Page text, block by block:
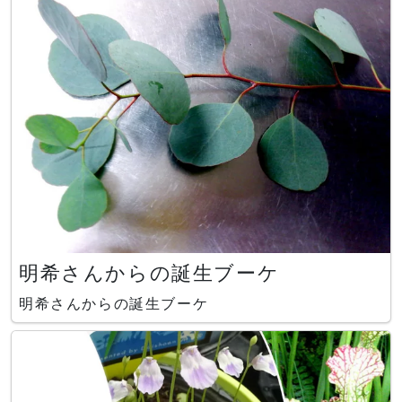
るものは「ramiflora）」と3種に分類されます。
「幹生花・幹
明希さんからの誕生ブーケ
明希さんからの誕生ブーケ